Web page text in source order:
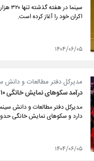
اکران خود را آغاز کرده است.
۱۴۰۴/۰۶/۰۵
مدیرکل دفتر مطالعات و دانش
درآمد سکوهای نمایش خانگی ۱۰ برابر سینماست
مدیرکل دفتر مطالعات و دانش
دارد و سکوهای نمایش خانگی حدود ۱۰ برابر سینما درآمد
۱۴۰۴/۰۶/۰۵